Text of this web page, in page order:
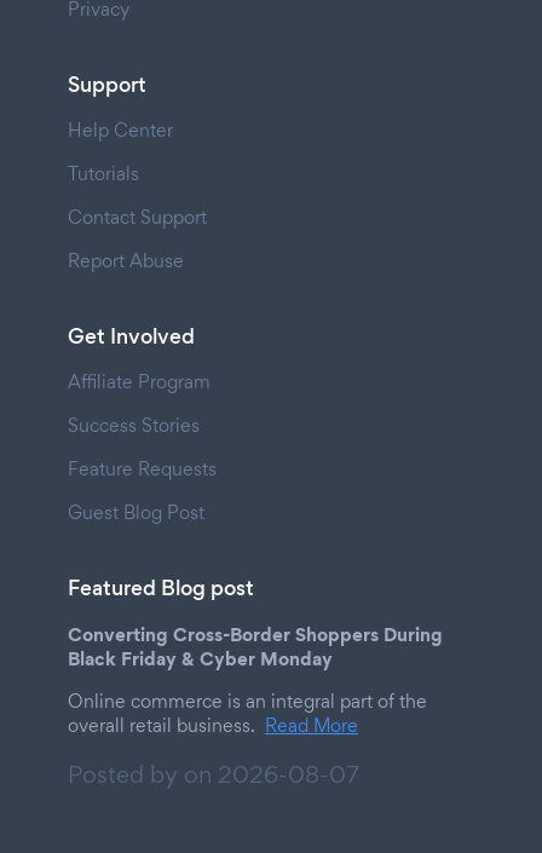
Privacy
Support
Help Center
Tutorials
Contact Support
Report Abuse
Get Involved
Affiliate Program
Success Stories
Feature Requests
Guest Blog Post
Featured Blog post
Converting Cross-Border Shoppers During
Black Friday & Cyber Monday
Online commerce is an integral part of the
overall retail business. Read More
Posted by on 2026-08-07